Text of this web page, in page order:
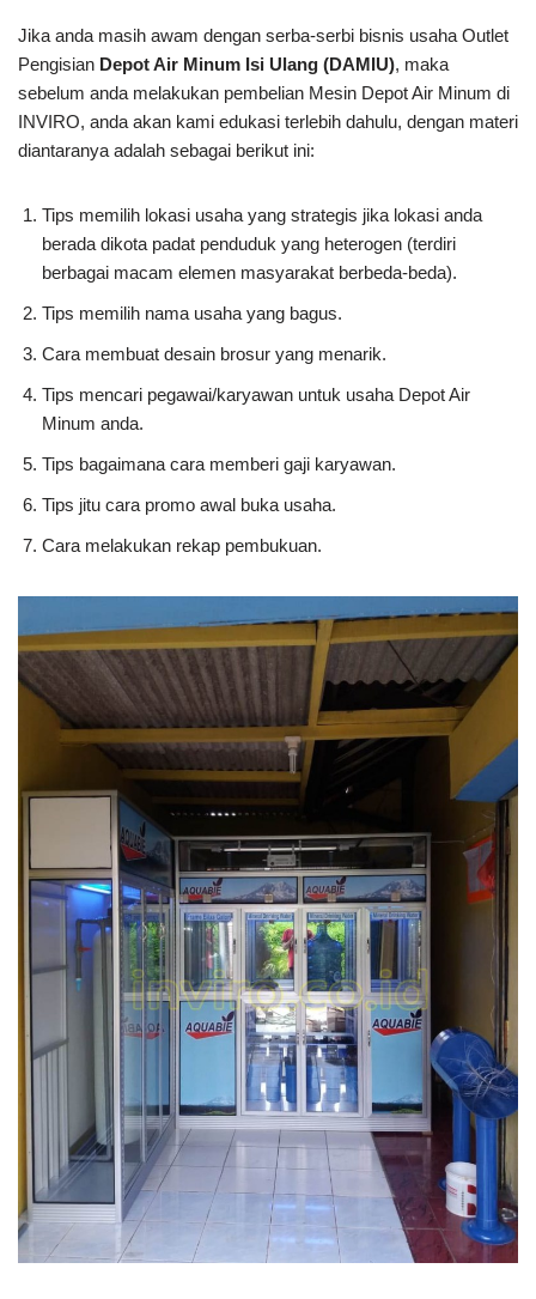
Jika anda masih awam dengan serba-serbi bisnis usaha Outlet
Pengisian Depot Air Minum Isi Ulang (DAMIU), maka
sebelum anda melakukan pembelian Mesin Depot Air Minum di
INVIRO, anda akan kami edukasi terlebih dahulu, dengan materi
diantaranya adalah sebagai berikut ini:
Tips memilih lokasi usaha yang strategis jika lokasi anda
berada dikota padat penduduk yang heterogen (terdiri
berbagai macam elemen masyarakat berbeda-beda).
Tips memilih nama usaha yang bagus.
Cara membuat desain brosur yang menarik.
Tips mencari pegawai/karyawan untuk usaha Depot Air
Minum anda.
Tips bagaimana cara memberi gaji karyawan.
Tips jitu cara promo awal buka usaha.
Cara melakukan rekap pembukuan.